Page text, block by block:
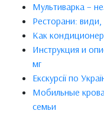
Мультиварка –
Ресторани: види,
Как
Инструкция и
мг
Екскурсії по
Мобильные
семьи